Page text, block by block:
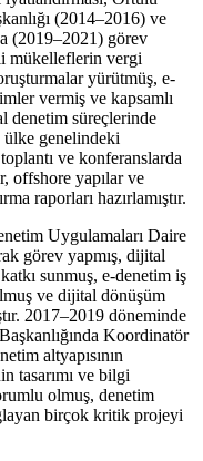
(2014–2016) ve
(2019–2021) görev
mükelleflerin vergi
yürütmüş, e-
vermiş ve kapsamlı
denetim süreçlerinde
ülke genelindeki
ve konferanslarda
offshore yapılar ve
raporları hazırlamıştır.
Uygulamaları Daire
görev yapmış, dijital
sunmuş, e-denetim iş
ve dijital dönüşüm
2017–2019 döneminde
Koordinatör
altyapısının
tasarımı ve bilgi
olmuş, denetim
birçok kritik projeyi